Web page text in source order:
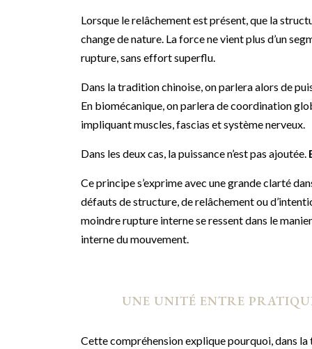
Lorsque le relâchement est présent, que la
change de nature. La force ne vient plus d’un
rupture, sans effort superflu.
Dans la tradition chinoise, on parlera alors de
En biomécanique, on parlera de coordination
impliquant muscles, fascias et système nerveux.
Dans les deux cas, la puissance n’est pas ajoutée.
Ce principe s’exprime avec une grande clarté
défauts de structure, de relâchement ou
moindre rupture interne se ressent dans le
interne du mouvement.
UNE UNITÉ ENTRE
Cette compréhension explique pourquoi, dans